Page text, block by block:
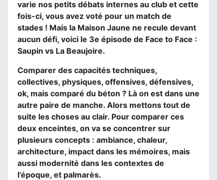
varie nos petits débats internes au club et cette
fois-ci, vous avez voté pour un match de
stades ! Mais la Maison Jaune ne recule devant
aucun défi, voici le 3e épisode de Face to Face :
Saupin vs La Beaujoire.
Comparer des capacités techniques,
collectives, physiques, offensives, défensives,
ok, mais comparé du béton ? Là on est dans une
autre paire de manche. Alors mettons tout de
suite les choses au clair. Pour comparer ces
deux enceintes, on va se concentrer sur
plusieurs concepts : ambiance, chaleur,
architecture, impact dans les mémoires, mais
aussi modernité dans les contextes de
l’époque, et palmarès.